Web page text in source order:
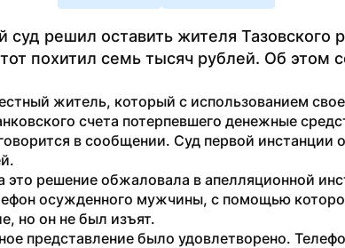
решил оставить жителя Тазовского
похитил семь тысяч рублей. Об этом
житель, который с использованием
счета потерпевшего денежные
в сообщении. Суд первой инстанции
это решение обжаловала в апелляционной
осужденного мужчины, с помощью
но он не был изъят.
представление было удовлетворено.